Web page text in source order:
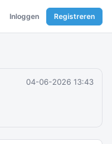
Inloggen Registreren
04-06-2026 13:43